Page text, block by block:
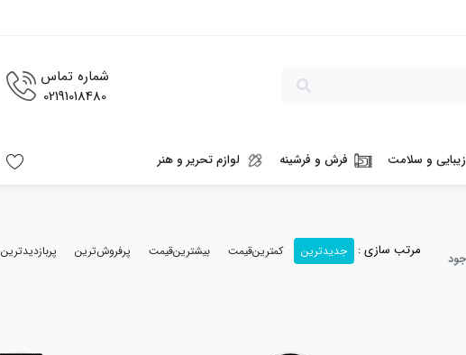
شماره تماس
02191018480
زیبایی و سلامت فرش و فرشینه لوازم تحریر و هنر
مرتب سازی : جدیدترین کمترین‌قیمت بیشترین‌قیمت پرفروش‌ترین پربازدیدترین